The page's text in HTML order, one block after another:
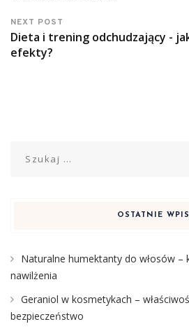
NEXT POST
Dieta i trening odchudzający -
efekty?
OSTATNIE
Naturalne humektanty do włosów –
nawilżenia
Geraniol w kosmetykach –
bezpieczeństwo